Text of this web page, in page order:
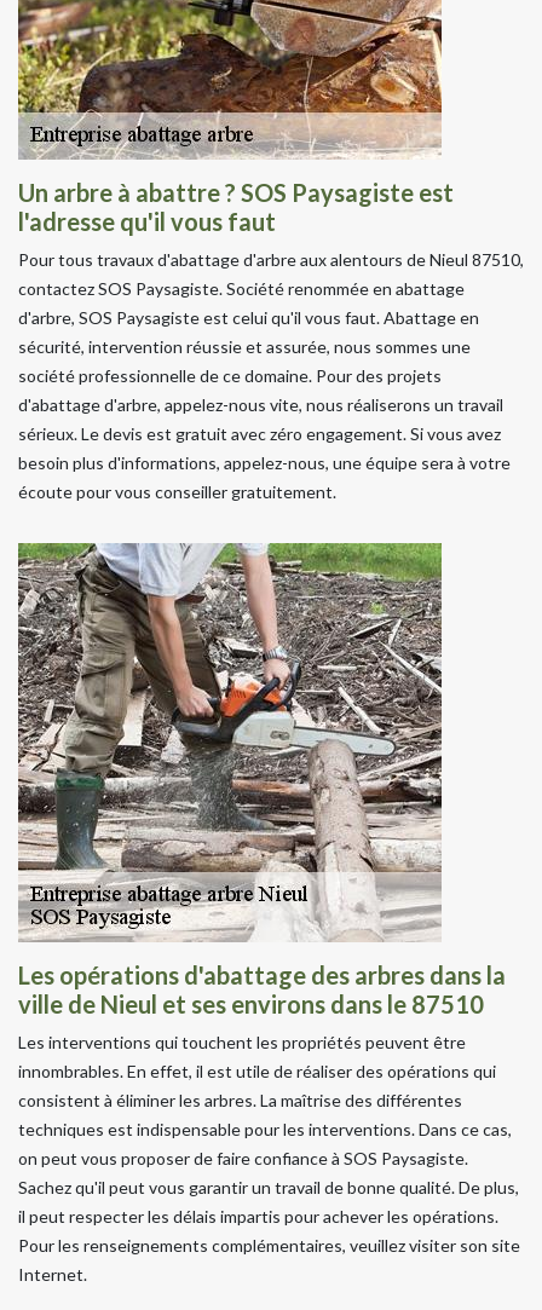
Un arbre à abattre ? SOS Paysagiste est
l'adresse qu'il vous faut
Pour tous travaux d'abattage d'arbre aux alentours de Nieul 87510,
contactez SOS Paysagiste. Société renommée en abattage
d'arbre, SOS Paysagiste est celui qu'il vous faut. Abattage en
sécurité, intervention réussie et assurée, nous sommes une
société professionnelle de ce domaine. Pour des projets
d'abattage d'arbre, appelez-nous vite, nous réaliserons un travail
sérieux. Le devis est gratuit avec zéro engagement. Si vous avez
besoin plus d'informations, appelez-nous, une équipe sera à votre
écoute pour vous conseiller gratuitement.
Les opérations d'abattage des arbres dans la
ville de Nieul et ses environs dans le 87510
Les interventions qui touchent les propriétés peuvent être
innombrables. En effet, il est utile de réaliser des opérations qui
consistent à éliminer les arbres. La maîtrise des différentes
techniques est indispensable pour les interventions. Dans ce cas,
on peut vous proposer de faire confiance à SOS Paysagiste.
Sachez qu'il peut vous garantir un travail de bonne qualité. De plus,
il peut respecter les délais impartis pour achever les opérations.
Pour les renseignements complémentaires, veuillez visiter son site
Internet.